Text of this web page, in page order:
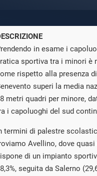
in esame i
sportiva tra i minori è
rispetto alla presenza
superi la media
metri quadri per minore,
i capoluoghi del sud
termini di palestre
Avellino, dove
di un impianto
seguita da Salerno